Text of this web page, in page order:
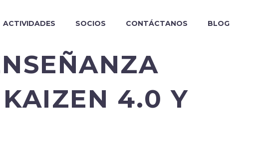
ACTIVIDADES SOCIOS CONTÁCTANOS BLOG
4.0 Y